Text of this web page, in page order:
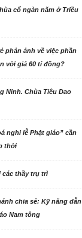
cổ ngàn năm ở Triều
phản ảnh về việc phần
với giá 60 tỉ đồng?
Ninh. Chùa Tiêu Dao
nghi lễ Phật giáo” cần
thời
thầy trụ trì
chia sẻ: Kỹ năng dẫn
Nam tông